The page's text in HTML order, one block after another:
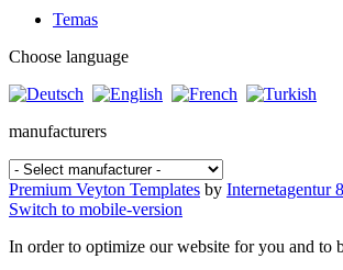
Temas
Choose language
manufacturers
Premium Veyton Templates by Internetagentur
Switch to mobile-version
In order to optimize our website for you and to